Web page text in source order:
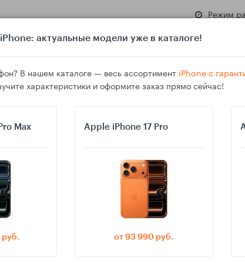
Режим
уведомления iPhone, Android и телевизора по расписанию
актуальные модели уже в каталоге!
В нашем каталоге — весь ассортимент iPhone с
характеристики и оформите заказ прямо сейчас!
Max
руб.
Apple iPhone 17 Pro
от 93 990 руб.